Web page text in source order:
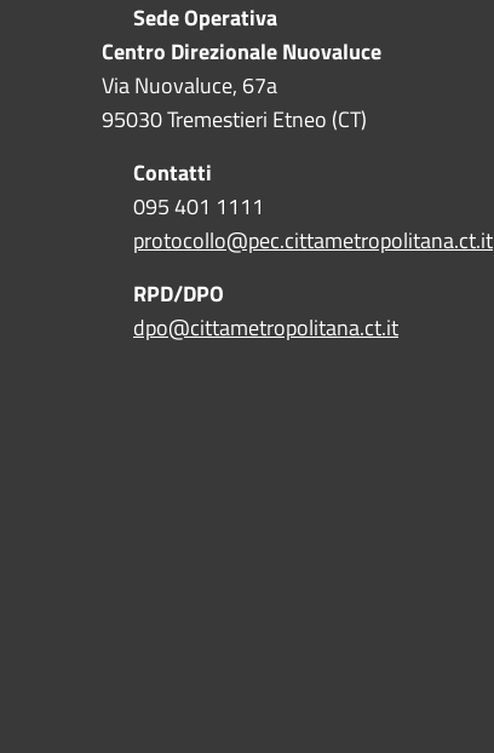
Sede Operativa
Centro Direzionale Nuovaluce
Via Nuovaluce, 67a
95030 Tremestieri Etneo (CT)
Contatti
095 401 1111
protocollo@pec.cittametropolitana.ct.it
RPD/DPO
dpo@cittametropolitana.ct.it